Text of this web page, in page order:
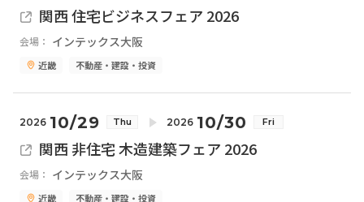
関西 住宅ビジネスフェア 2026
会場： インテックス大阪
近畿 不動産・建設・投資
2026 10/29 Thu 2026 10/30 Fri
関西 非住宅 木造建築フェア 2026
会場： インテックス大阪
近畿 不動産・建設・投資